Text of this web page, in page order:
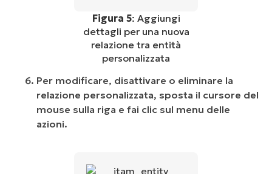
Figura 5: Aggiungi
dettagli per una nuova
relazione tra entità
personalizzata
Per modificare, disattivare o eliminare la
relazione personalizzata, sposta il cursore del
mouse sulla riga e fai clic sul menu delle
azioni.